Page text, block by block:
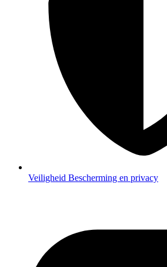
Veiligheid Bescherming en privacy